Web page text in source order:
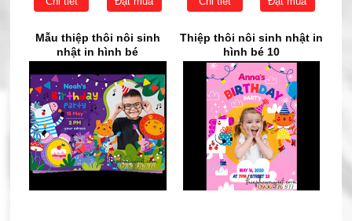
Mẫu thiệp thôi nôi sinh
nhật in hình bé
Thiệp thôi nôi sinh nhật in
hình bé 10